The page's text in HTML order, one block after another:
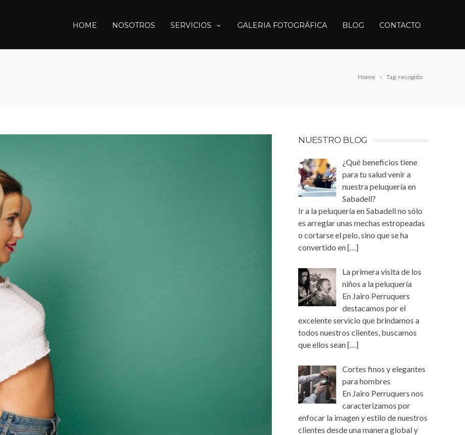
HOME NOSOTROS SERVICIOS GALERIA FOTOGRÁFICA BLOG CONTACTO
Home Tag: recogido
NUESTRO BLOG
¿Qué beneficios tiene
para tu salud venir a
nuestra peluquería en
Sabadell?
Ir a la peluquería en Sabadell no sólo
es arreglar unas mechas estropeadas
o cortarse el pelo, sino que se ha
convertido en[…]
La primera visita de los
niños a la peluquería
En Jairo Perruquers
destacamos por el
excelente servicio que brindamos a
todos nuestros clientes, buscamos
que ellos sean[…]
Cortes finos y elegantes
para hombres
En Jairo Perruquers nos
caracterizamos por
enfocar la imagen y estilo de nuestros
clientes desde una manera global y